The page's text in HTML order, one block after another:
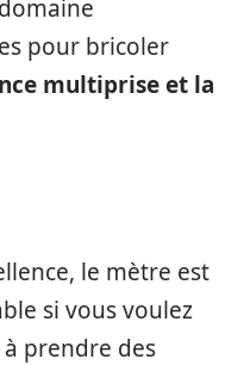
pour bricoler
multiprise et la
le mètre est
si vous voulez
prendre des